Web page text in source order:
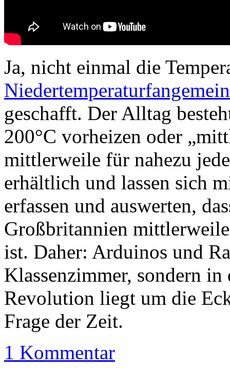
Ja, nicht einmal die
geschafft. Der Alltag
200°C vorheizen oder
mittlerweile für nahezu
erhältlich und lassen sich
erfassen und auswerten,
Großbritannien
ist. Daher: Arduinos und
Klassenzimmer, sondern
Revolution liegt um die
Frage der Zeit.
1 Kommentar